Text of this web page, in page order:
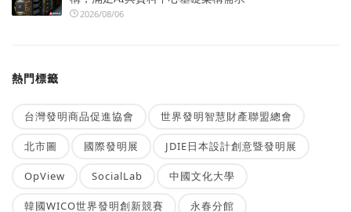
2026/08/06
熱門標籤
台灣發明商品促進協會 世界發明智慧財產聯盟總會
北市圖 國際發明展 JDIE日本設計創意暨發明展
OpView SocialLab 中國文化大學
韓國WICO世界發明創新競賽 永春分館